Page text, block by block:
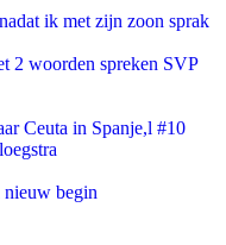
ik met zijn zoon sprak
2 woorden spreken SVP
Ceuta in Spanje,l #10
nieuw begin